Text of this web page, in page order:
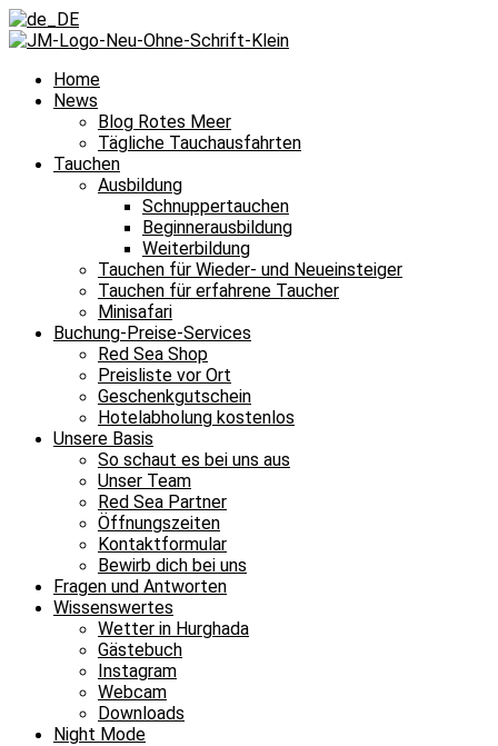
Home
News
Blog Rotes Meer
Tägliche Tauchausfahrten
Tauchen
Ausbildung
Schnuppertauchen
Beginnerausbildung
Weiterbildung
Tauchen für Wieder- und Neueinsteiger
Tauchen für erfahrene Taucher
Minisafari
Buchung-Preise-Services
Red Sea Shop
Preisliste vor Ort
Geschenkgutschein
Hotelabholung kostenlos
Unsere Basis
So schaut es bei uns aus
Unser Team
Red Sea Partner
Öffnungszeiten
Kontaktformular
Bewirb dich bei uns
Fragen und Antworten
Wissenswertes
Wetter in Hurghada
Gästebuch
Instagram
Webcam
Downloads
Night Mode